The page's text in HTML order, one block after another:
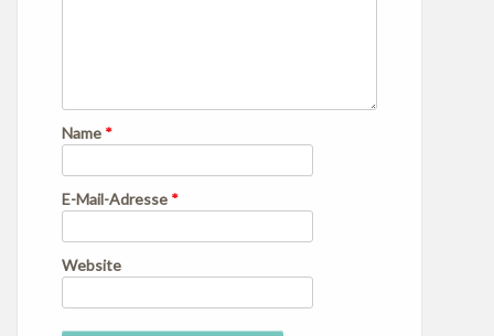
Name *
E-Mail-Adresse *
Website